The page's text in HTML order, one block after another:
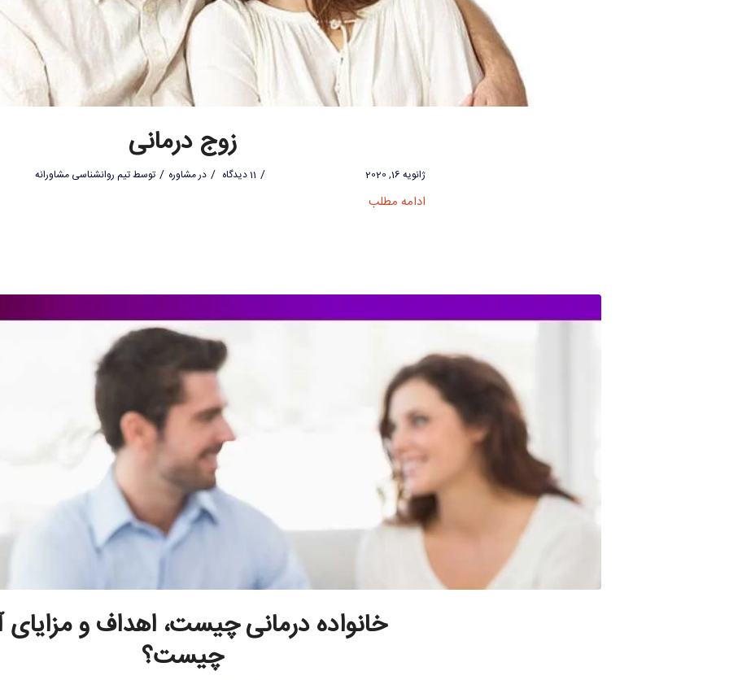
زوج درمانی
ژانویه 16, 2020 / 11 دیدگاه / درمشاوره / توسطتیم روانشناسی مشاورانه
ادامه مطلب
خانواده درمانی چیست، اهداف و
چیست؟